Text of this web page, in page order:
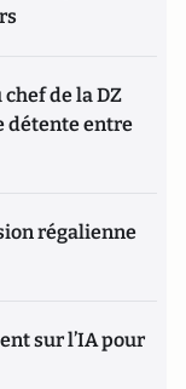
de la DZ
détente entre
régalienne
sur l’IA pour